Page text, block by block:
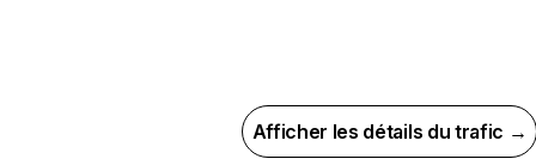
Afficher les détails du trafic →